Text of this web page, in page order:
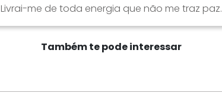
Livrai-me de toda energia que não me traz paz.
Também te pode interessar